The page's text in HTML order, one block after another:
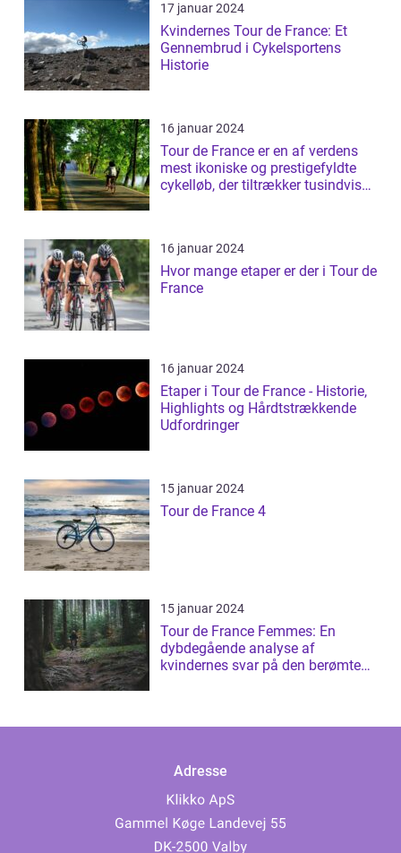
17 januar 2024
Kvindernes Tour de France: Et
Gennembrud i Cykelsportens
Historie
16 januar 2024
Tour de France er en af verdens
mest ikoniske og prestigefyldte
cykelløb, der tiltrækker tusindvis
16 januar 2024
Hvor mange etaper er der i Tour de
France
16 januar 2024
Etaper i Tour de France - Historie,
Highlights og Hårdtstrækkende
Udfordringer
15 januar 2024
Tour de France 4
15 januar 2024
Tour de France Femmes: En
dybdegående analyse af
kvindernes svar på den berømte
Adresse